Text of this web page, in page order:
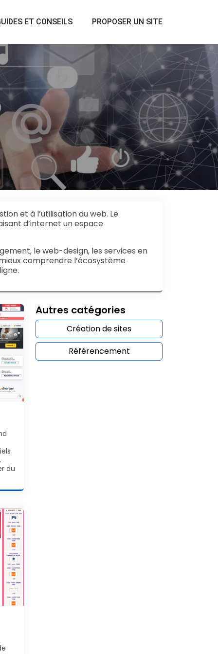
ET CONSEILS PROPOSER UN SITE
et à l’utilisation du web. Le
d’internet un espace
le web-design, les services en
comprendre l’écosystème
du
Autres catégories
Création de sites
Référencement